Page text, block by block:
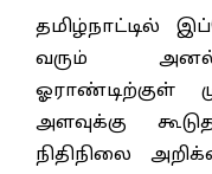
தமிழ்நாட்டில்
வரும்
ஓராண்டிற்குள்
அளவுக்கு
நிதிநிலை